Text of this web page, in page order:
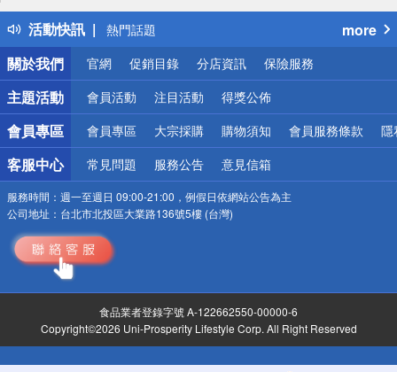
活動快訊
得獎公告
熱門話題
銀行優惠
偏遠地區配送
詐騙網頁！請小心！
more
關於我們
官網 促銷目錄 分店資訊 保險服務
主題活動 會員活動 注目活動 得獎公佈
會員專區 會員專區 大宗採購 購物須知 會員服務條款 隱
客服中心 常見問題 服務公告 意見信箱
服務時間： 週一至週日 09:00-21:00，例假日依網站公告為主
公司地址： 台北市北投區大業路136號5樓 (台灣)
食品業者登錄字號 A-122662550-00000-6
Copyright©2026 Uni-Prosperity Lifestyle Corp. All Right Reserved